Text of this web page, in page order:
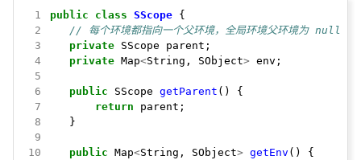
1 public class SScope
{
2
// 每个环境都指向一个父环境，全局环境父环境为 null
3
private SScope
parent;
4
private Map<String, SObject> env;
5
6
public SScope getParent ()
{
7
return
parent;
8
}
9
10
public Map<String, SObject> getEnv ()
{